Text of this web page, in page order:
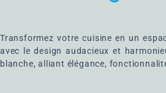
Transformez votre cuisine en un
avec le design audacieux et
blanche, alliant élégance,